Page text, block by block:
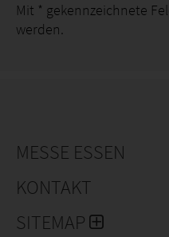
Mit * gekennzeichnete
werden.
MESSE ESSEN
KONTAKT
SITEMAP